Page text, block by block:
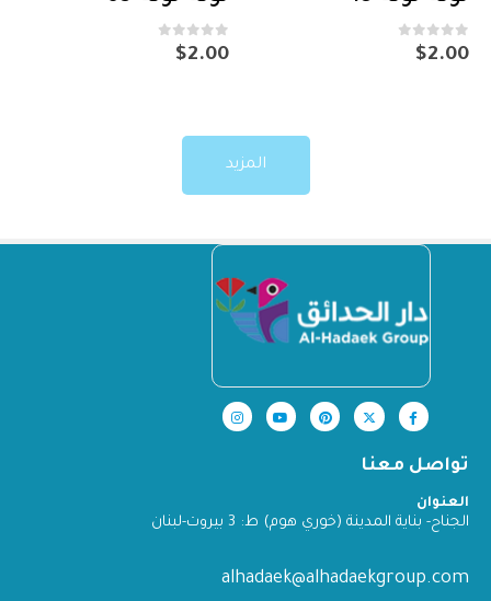
0
out of 5
$2.00
0
out of 5
$2.00
المزيد
تواصل معنا
العنوان
الجناح- بناية المدينة (خوري هوم) ط: 3 بيروت-لبنان
alhadaek@alhadaekgroup.com